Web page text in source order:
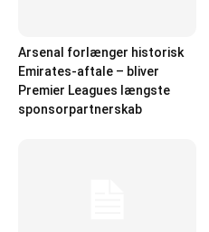
Arsenal forlænger historisk
Emirates-aftale – bliver
Premier Leagues længste
sponsorpartnerskab